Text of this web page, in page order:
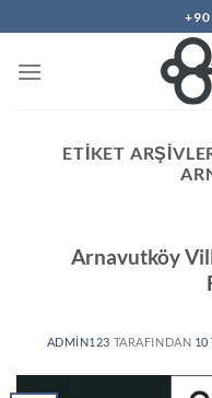
atla
+90
ETIKET
Arnavutköy
ADMIN123 TARAFINDAN 10